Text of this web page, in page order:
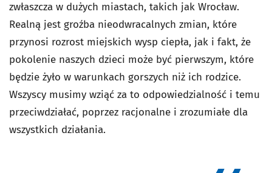
zwłaszcza w dużych miastach, takich jak Wrocław.
Realną jest groźba nieodwracalnych zmian, które
przynosi rozrost miejskich wysp ciepła, jak i fakt, że
pokolenie naszych dzieci może być pierwszym, które
będzie żyło w warunkach gorszych niż ich rodzice.
Wszyscy musimy wziąć za to odpowiedzialność i temu
przeciwdziałać, poprzez racjonalne i zrozumiałe dla
wszystkich działania.